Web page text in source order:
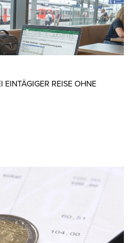
EINTÄGIGER REISE OHNE